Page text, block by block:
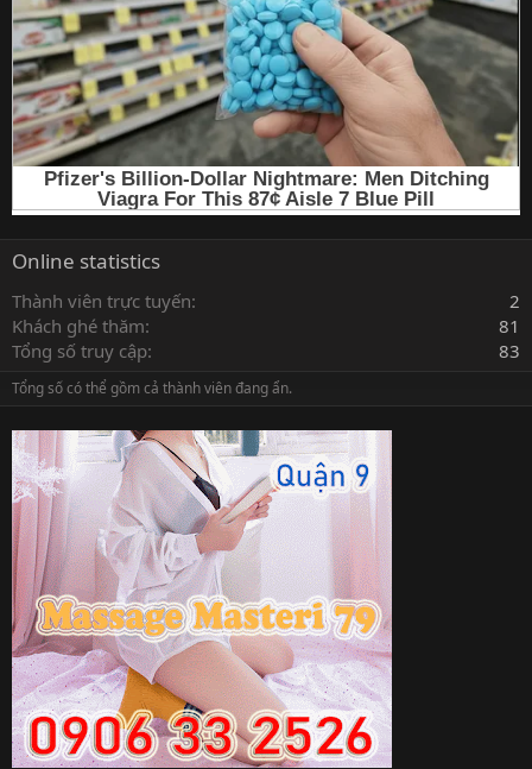
Online statistics
Thành viên trực tuyến
2
Khách ghé thăm
81
Tổng số truy cập
83
Tổng số có thể gồm cả thành viên đang ẩn.